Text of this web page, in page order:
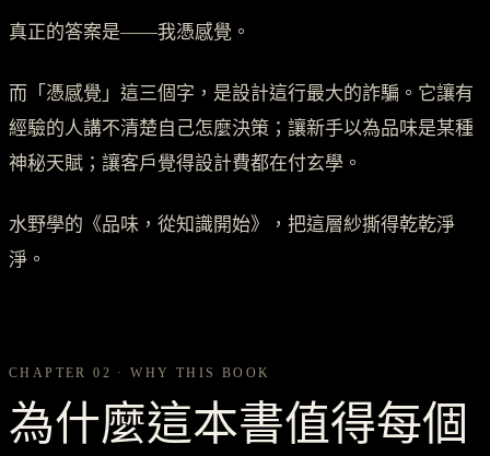
真正的答案是——我憑感覺。
而「憑感覺」這三個字，是設計這行最大的詐騙。它讓有
經驗的人講不清楚自己怎麼決策；讓新手以為品味是某種
神秘天賦；讓客戶覺得設計費都在付玄學。
水野學的《品味，從知識開始》，把這層紗撕得乾乾淨
淨。
CHAPTER 02 · WHY THIS BOOK
為什麼這本書值得每個